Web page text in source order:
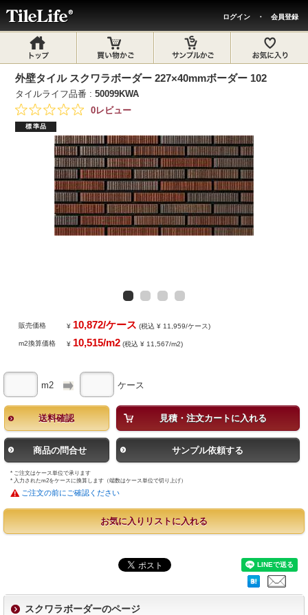
ログイン ・ 会員登録
外壁タイル スクワラボーダー 227×40mmボーダー 102
タイルライフ品番 :50099KWA
0レビュー
標準品
販売価格 ¥ 10,872/ケース (税込 ¥ 11,959/ケース)
m2換算価格 ¥ 10,515/m2 (税込 ¥ 11,567/m2)
m2 ケース
送料確認 見積・注文カートに入れる
商品の問合せ サンプル依頼する
* ご注文はケース単位で承ります
* 入力されたm2をケースに換算します（端数はケース単位で切り上げ）
ご注文の前にご確認ください
お気に入りリストに入れる
スクワラボーダーのページ